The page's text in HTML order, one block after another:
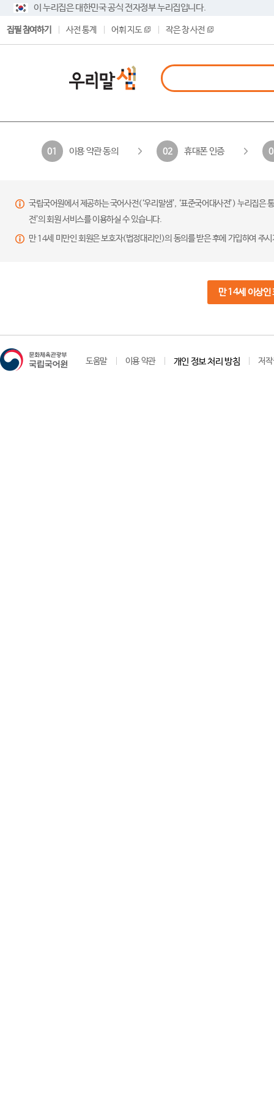
이 누리집은 대한민국 공식 전자정부 누리집입니다.
집필 참여하기 사전 통계 어휘 지도 작은 창 사전
01 이용 약관 동의 02 휴대폰 인증
국립국어원에서 제공하는 국어사전(‘우리말샘’, ‘표준국어대사전’) 누리집
전’의 회원 서비스를 이용하실 수 있습니다.
만 14세 미만인 회원은 보호자(법정대리인)의 동의를 받은 후에 가입하여 주
만 14세 이상인
도움말 이용 약관 개인 정보 처리 방침 저